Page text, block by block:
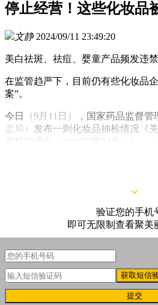
停止经营！这些化妆品
文静 2024/09/11 23:49:20
美白祛斑、祛痘、婴童产品频发违
在监管趋严下，目前仍有些化妆品
案”。
今日 （9月11日） ，国家药品监督管
监局） 发布一则化妆品抽检情况《
原料的通告（2024年第34号）》。
验证您的手机
即可无限制查看聚美
获取短信
提交